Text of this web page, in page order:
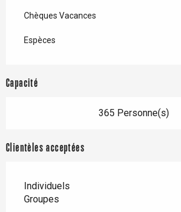
Chèques Vacances
Espèces
Capacité
365 Personne(s)
Clientèles acceptées
Individuels
Groupes